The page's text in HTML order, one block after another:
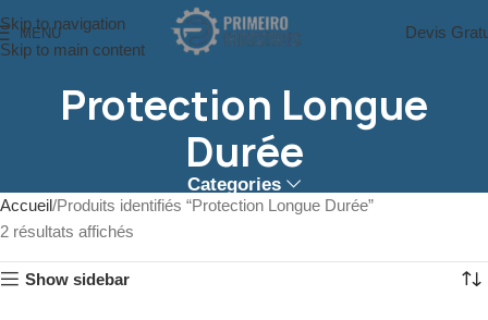
Skip to navigation
Skip to main content
MENU Devis
Protection Longue
Durée
Categories
Accueil Produits identifiés “Protection Longue Durée”
2 résultats affichés
Show sidebar